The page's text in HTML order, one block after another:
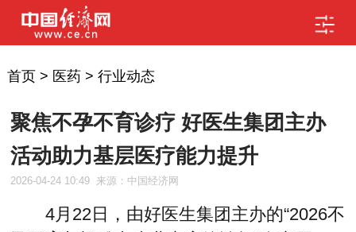
首页> 医药> 行业动态
聚焦不孕不育诊疗 好医生集团主办
活动助力基层医疗能力提升
2026-04-24 10:49 来源：中国经济网
4月22日，由好医生集团主办的“2026不